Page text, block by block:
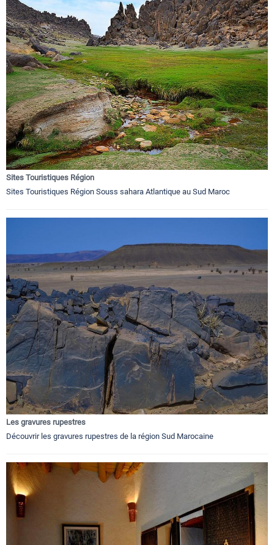
Sites Touristiques Région
Sites Touristiques Région Souss sahara Atlantique au Sud Maroc
Les gravures rupestres
Découvrir les gravures rupestres de la région Sud Marocaine